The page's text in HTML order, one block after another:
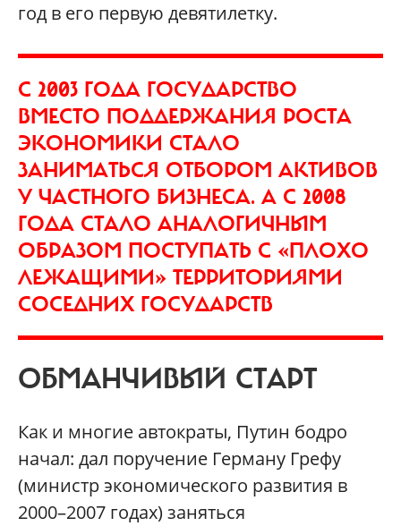
год в его первую девятилетку.
С 2003 ГОДА ГОСУДАРСТВО
ВМЕСТО ПОДДЕРЖАНИЯ РОСТА
ЭКОНОМИКИ СТАЛО
ЗАНИМАТЬСЯ ОТБОРОМ АКТИВОВ
У ЧАСТНОГО БИЗНЕСА. А С 2008
ГОДА СТАЛО АНАЛОГИЧНЫМ
ОБРАЗОМ ПОСТУПАТЬ С «ПЛОХО
ЛЕЖАЩИМИ» ТЕРРИТОРИЯМИ
СОСЕДНИХ ГОСУДАРСТВ
ОБМАНЧИВЫЙ СТАРТ
Как и многие автократы, Путин бодро
начал: дал поручение Герману Грефу
(министр экономического развития в
2000–2007 годах) заняться